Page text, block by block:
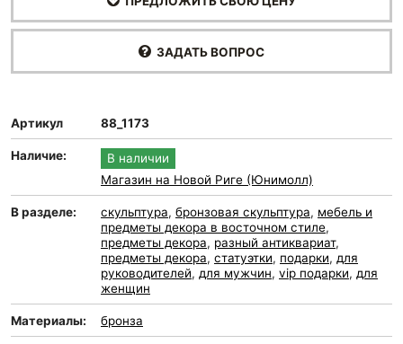
ЗАДАТЬ ВОПРОС
Артикул 88_1173
Наличие:
В наличии
Магазин на Новой Риге (Юнимолл)
В разделе: скульптура, бронзовая скульптура, мебель и
предметы декора в восточном стиле,
предметы декора, разный антиквариат,
предметы декора, статуэтки, подарки, для
руководителей, для мужчин, vip подарки, для
женщин
Материалы: бронза